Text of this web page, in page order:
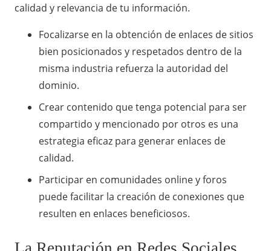
calidad y relevancia de tu información.
Focalizarse en la obtención de enlaces de sitios
bien posicionados y respetados dentro de la
misma industria refuerza la autoridad del
dominio.
Crear contenido que tenga potencial para ser
compartido y mencionado por otros es una
estrategia eficaz para generar enlaces de
calidad.
Participar en comunidades online y foros
puede facilitar la creación de conexiones que
resulten en enlaces beneficiosos.